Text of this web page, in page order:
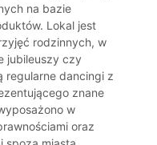
na bazie
Lokal jest
rodzinnych, w
jubileuszy czy
regularne dancingi z
znane
w
oraz